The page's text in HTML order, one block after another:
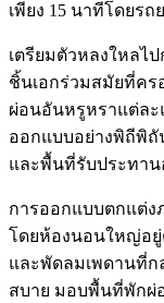
เพียง 15 นาทีโดยรถ
เตรียมตัวหลงใหลไ
ชิ้นเอกร่วมสมัยที่คร
ผ่อนอันหรูหราแต่ละ
ออกแบบอย่างพิถีพิถั
และพื้นที่รับประทาน
การออกแบบตกแต่ง
โดยห้องนอนใหญ่อยู่
และพัดลมเพดานที่
สบาย มอบพื้นที่พักผ่